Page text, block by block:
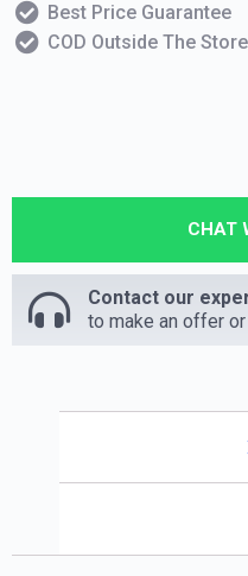
Best Price Guarantee
COD Outside The Store
CHAT
Contact our
to make an offer